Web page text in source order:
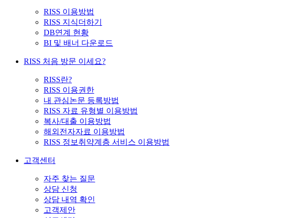
RISS 이용방법
RISS 지식더하기
DB연계 현황
BI 및 배너 다운로드
RISS 처음 방문 이세요?
RISS란?
RISS 이용권한
내 관심논문 등록방법
RISS 자료 유형별 이용방법
복사/대출 이용방법
해외전자자료 이용방법
RISS 정보취약계층 서비스 이용방법
고객센터
자주 찾는 질문
상담 신청
상담 내역 확인
고객제안